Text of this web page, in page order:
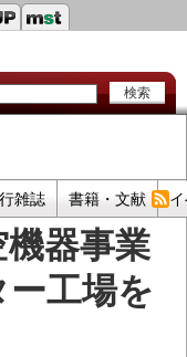
カ
ン
ダ
リ
ン
ク
雑誌 書籍・文献
器事業
工場を